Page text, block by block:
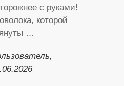
с руками!
которой
…